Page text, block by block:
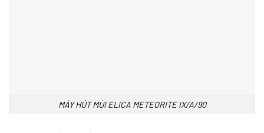
MÁY HÚT MÙI ELICA METEORITE IX/A/90